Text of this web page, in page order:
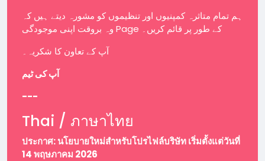
ہم تمام متاثرہ کمپنیوں اور تنظیموں کو مشورہ دیتے ہیں کہ
وہ بروقت اپنی موجودگی Page کے طور پر قائم کریں۔
آپ کے تعاون کا شکریہ۔
آپ کی ٹیم
---
Thai / ภาษาไทย
ประกาศ: นโยบายใหม่สำหรับโปรไฟล์บริษัท เริ่มตั้งแต่วันที่
14 พฤษภาคม 2026